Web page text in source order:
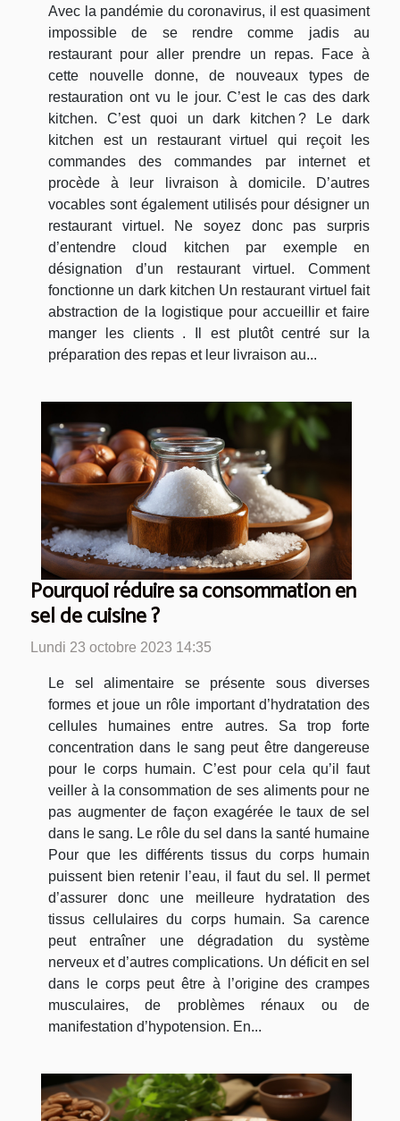
Avec la pandémie du coronavirus, il est quasiment
impossible de se rendre comme jadis au
restaurant pour aller prendre un repas. Face à
cette nouvelle donne, de nouveaux types de
restauration ont vu le jour. C’est le cas des dark
kitchen. C’est quoi un dark kitchen ? Le dark
kitchen est un restaurant virtuel qui reçoit les
commandes des commandes par internet et
procède à leur livraison à domicile. D’autres
vocables sont également utilisés pour désigner un
restaurant virtuel. Ne soyez donc pas surpris
d’entendre cloud kitchen par exemple en
désignation d’un restaurant virtuel. Comment
fonctionne un dark kitchen Un restaurant virtuel fait
abstraction de la logistique pour accueillir et faire
manger les clients . Il est plutôt centré sur la
préparation des repas et leur livraison au...
Pourquoi réduire sa consommation en
sel de cuisine ?
Lundi 23 octobre 2023 14:35
Le sel alimentaire se présente sous diverses
formes et joue un rôle important d’hydratation des
cellules humaines entre autres. Sa trop forte
concentration dans le sang peut être dangereuse
pour le corps humain. C’est pour cela qu’il faut
veiller à la consommation de ses aliments pour ne
pas augmenter de façon exagérée le taux de sel
dans le sang. Le rôle du sel dans la santé humaine
Pour que les différents tissus du corps humain
puissent bien retenir l’eau, il faut du sel. Il permet
d’assurer donc une meilleure hydratation des
tissus cellulaires du corps humain. Sa carence
peut entraîner une dégradation du système
nerveux et d’autres complications. Un déficit en sel
dans le corps peut être à l’origine des crampes
musculaires, de problèmes rénaux ou de
manifestation d’hypotension. En...